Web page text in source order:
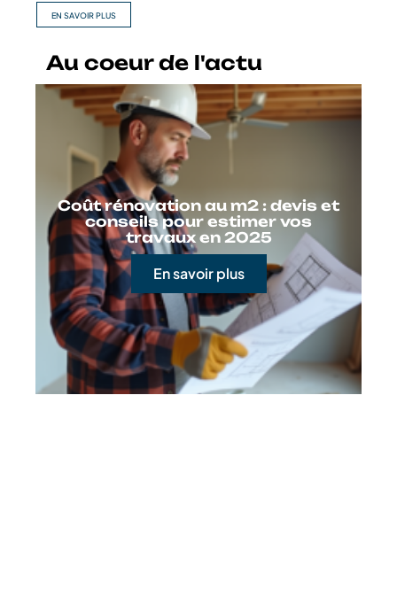
EN SAVOIR PLUS
Au coeur de l'actu
Coût rénovation au m2 : devis et
conseils pour estimer vos
travaux en 2025
En savoir plus